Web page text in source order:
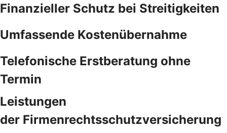
Finanzieller Schutz bei Streitigkeiten
Umfassende Kostenübernahme
Telefonische Erstberatung ohne
Termin
Leistungen
der Firmenrechtsschutzversicherung